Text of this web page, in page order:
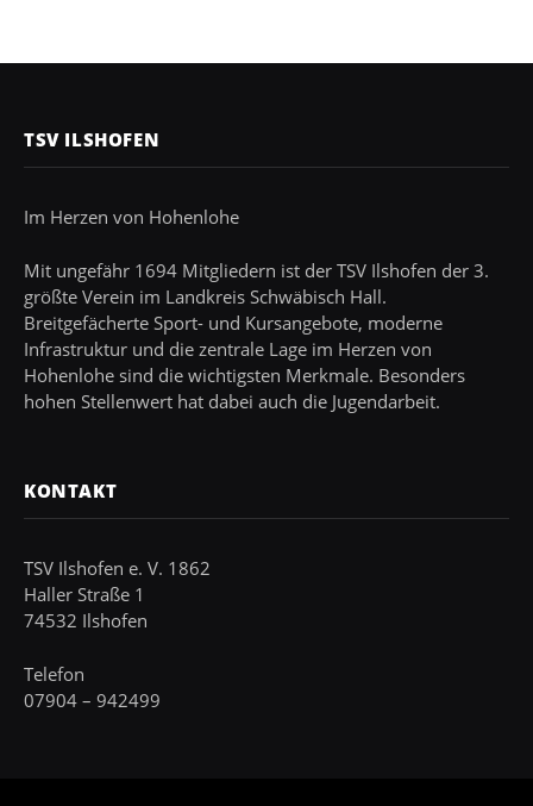
TSV ILSHOFEN
Im Herzen von Hohenlohe
Mit ungefähr 1694 Mitgliedern ist der TSV Ilshofen der 3.
größte Verein im Landkreis Schwäbisch Hall.
Breitgefächerte Sport- und Kursangebote, moderne
Infrastruktur und die zentrale Lage im Herzen von
Hohenlohe sind die wichtigsten Merkmale. Besonders
hohen Stellenwert hat dabei auch die Jugendarbeit.
KONTAKT
TSV Ilshofen e. V. 1862
Haller Straße 1
74532 Ilshofen
Telefon
07904 – 942499